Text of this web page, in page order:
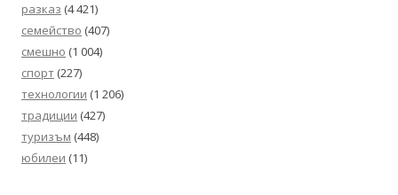
разказ (4 421)
семейство (407)
смешно (1 004)
спорт (227)
технологии (1 206)
традиции (427)
туризъм (448)
юбилеи (11)